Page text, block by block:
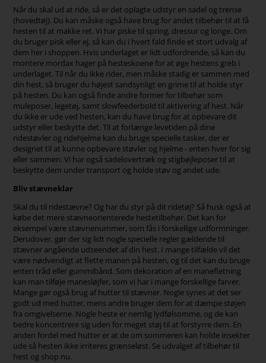
Når du skal ud at ride, så er det oplagte udstyr en sadel og trense
(hovedtøj). Du kan måske også have brug for andet tilbehør til at få
hesten til at makke ret. Vi har piske til spring, dressur og longe. Om
du bruger pisk eller ej, så kan du i hvert fald finde et stort udvalg af
dem her i shoppen. Hvis underlaget er lidt udfordrende, så kan du
montere mordax hager på hesteskoene for at øge hestens greb i
underlaget. Til når du ikke rider, men måske stadig er sammen med
din hest, så bruger du højest sandsynligt en grime til at holde styr
på hesten. Du kan også finde andre former for tilbehør som
muleposer, legetøj, samt slowfeederbold til aktivering af hest. Når
du ikke er ude ved hesten, kan du have brug for at opbevare dit
udstyr eller beskytte det. Til at forlænge levetiden på dine
ridestøvler og ridehjelme kan du bruge specielle tasker, der er
designet til at kunne opbevare støvler og hjelme - enten hver for sig
eller sammen. Vi har også sadelovertræk og stigbøjleposer til at
beskytte dem under transport og holde støv og andet ude.
Bliv stævneklar
Skal du til ridestævne? Og har du styr på dit ridetøj? Så husk også at
købe det mere stævneorienterede hestetilbehør. Det kan for
eksempel være stævnenummer, som fås i forskellige udformninger.
Derudover, gør der sig lidt nogle specielle regler gældende til
stævner angående udseendet af din hest. I mange tilfælde vil det
være nødvendigt at flette manen på hesten, og til det kan du bruge
enten tråd eller gummibånd. Som dekoration af en manefletning
kan man tilføje manesløjfer, som vi har i mange forskellige farver.
Mange gør også brug af hutter til stævner. Nogle synes at det ser
godt ud med hutter, mens andre bruger dem for at dæmpe støjen
fra omgivelserne. Nogle heste er nemlig lydfølsomme, og de kan
bedre koncentrere sig uden for meget støj til at forstyrre dem. En
anden fordel med hutter er at de om sommeren kan holde insekter
ude så hesten ikke irriteres grænseløst. Se udvalget af tilbehør til
hest og shop nu.